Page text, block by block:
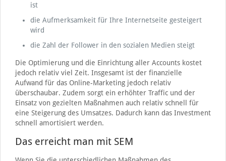
ist
die Aufmerksamkeit für Ihre Internetseite gesteigert
wird
die Zahl der Follower in den sozialen Medien steigt
Die Optimierung und die Einrichtung aller Accounts kostet
jedoch relativ viel Zeit. Insgesamt ist der finanzielle
Aufwand für das Online-Marketing jedoch relativ
überschaubar. Zudem sorgt ein erhöhter Traffic und der
Einsatz von gezielten Maßnahmen auch relativ schnell für
eine Steigerung des Umsatzes. Dadurch kann das Investment
schnell amortisiert werden.
Das erreicht man mit SEM